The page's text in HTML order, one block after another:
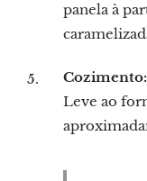
panela à
Cozimento:
Leve ao